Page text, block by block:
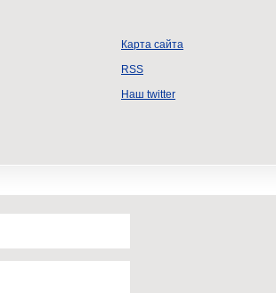
Карта сайта
RSS
Наш twitter